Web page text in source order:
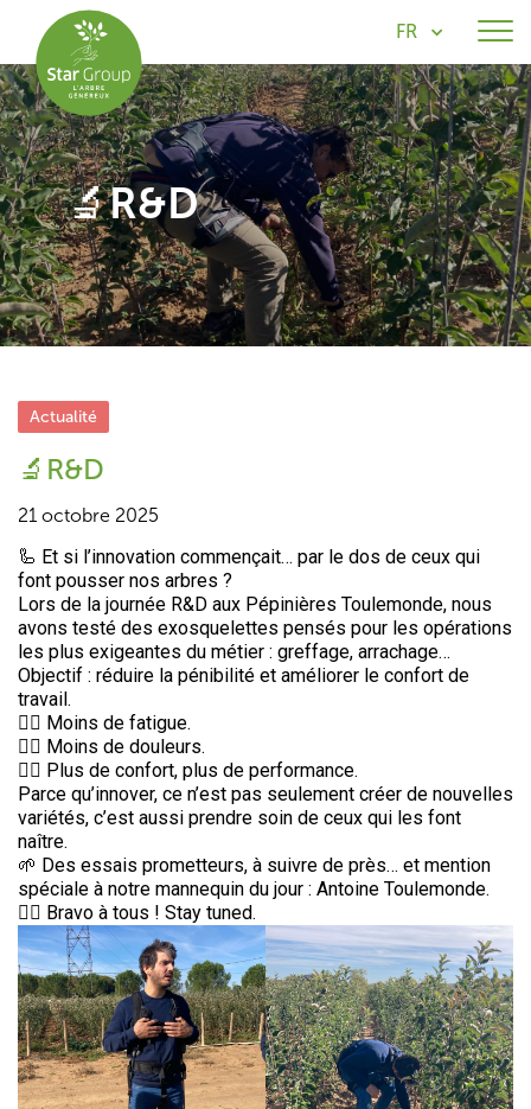
FR
🔬R&D
Actualité
🔬R&D
21 octobre 2025
🦾 Et si l’innovation commençait… par le dos de ceux qui
font pousser nos arbres ?
Lors de la journée R&D aux Pépinières Toulemonde, nous
avons testé des exosquelettes pensés pour les opérations
les plus exigeantes du métier : greffage, arrachage…
Objectif : réduire la pénibilité et améliorer le confort de
travail.
👉🏻 Moins de fatigue.
👉🏻 Moins de douleurs.
👉🏻 Plus de confort, plus de performance.
Parce qu’innover, ce n’est pas seulement créer de nouvelles
variétés, c’est aussi prendre soin de ceux qui les font
naître.
🌱 Des essais prometteurs, à suivre de près… et mention
spéciale à notre mannequin du jour : Antoine Toulemonde.
👉🏻 Bravo à tous ! Stay tuned.